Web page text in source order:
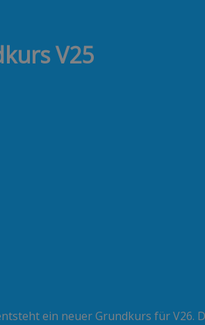
V25
ein neuer Grundkurs für V26.